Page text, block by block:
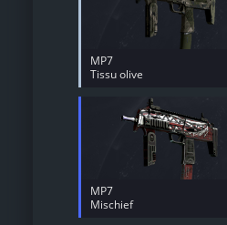
MP7
Tissu olive
MP7
Mischief